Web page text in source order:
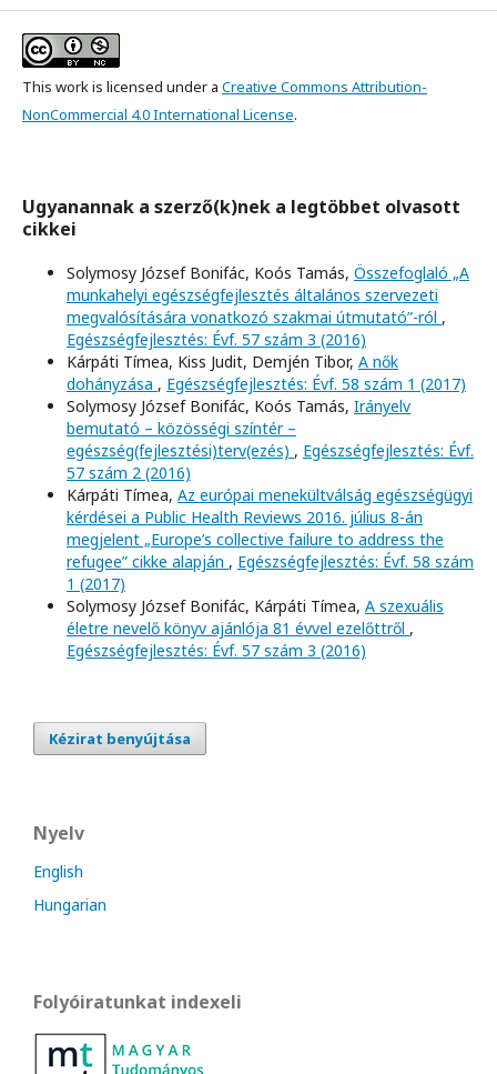
This work is licensed under a Creative Commons Attribution-
NonCommercial 4.0 International License.
Ugyanannak a szerző(k)nek a legtöbbet olvasott
cikkei
Solymosy József Bonifác, Koós Tamás, Összefoglaló „A
munkahelyi egészségfejlesztés általános szervezeti
megvalósítására vonatkozó szakmai útmutató”-ról ,
Egészségfejlesztés: Évf. 57 szám 3 (2016)
Kárpáti Tímea, Kiss Judit, Demjén Tibor, A nők
dohányzása , Egészségfejlesztés: Évf. 58 szám 1 (2017)
Solymosy József Bonifác, Koós Tamás, Irányelv
bemutató – közösségi színtér –
egészség(fejlesztési)terv(ezés) , Egészségfejlesztés: Évf.
57 szám 2 (2016)
Kárpáti Tímea, Az európai menekültválság egészségügyi
kérdései a Public Health Reviews 2016. július 8-án
megjelent „Europe’s collective failure to address the
refugee” cikke alapján , Egészségfejlesztés: Évf. 58 szám
1 (2017)
Solymosy József Bonifác, Kárpáti Tímea, A szexuális
életre nevelő könyv ajánlója 81 évvel ezelőttről ,
Egészségfejlesztés: Évf. 57 szám 3 (2016)
Kézirat benyújtása
Nyelv
English
Hungarian
Folyóiratunkat indexeli